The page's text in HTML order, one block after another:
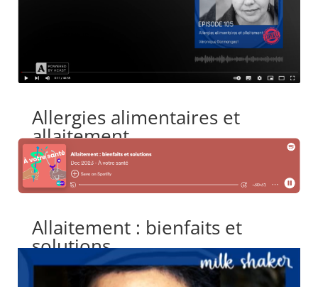
Allergies alimentaires et
allaitement
Allaitement : bienfaits et
solutions